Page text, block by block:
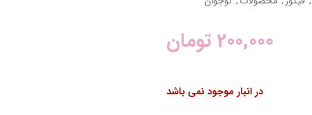
200,000تومان
در انبار موجود نمی باشد